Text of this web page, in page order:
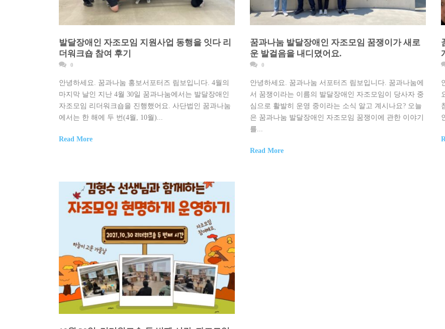
발달장애인 자조모임 지원사업 동행을 잇다 리
더워크숍 참여 후기
0
안녕하세요. 꿈과나눔 홍보서포터즈 림보입니다. 4월의
마지막 날인 지난 4월 30일 꿈과나눔에서는 발달장애인
자조모임 리더워크숍을 진행했어요. 사단법인 꿈과나눔
에서는 한 해에 두 번(4월, 10월)...
Read More
꿈과나눔 발달장애인 자조모임 꿈쟁이가 새로
운 발걸음을 내디뎠어요.
0
안녕하세요. 꿈과나눔 서포터즈 림보입니다. 꿈과나눔에
서 꿈쟁이라는 이름의 발달장애인 자조모임이 당사자 중
심으로 활발히 운영 중이라는 소식 알고 계시나요? 오늘
은 꿈과나눔 발달장애인 자조모임 꿈쟁이에 관한 이야기
를...
Read More